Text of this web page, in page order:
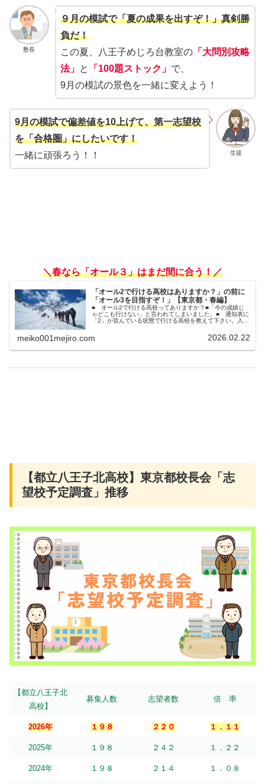
塾長
９月の模試で「夏の成果を出すぞ！」真剣勝
負だ！
この夏、八王子めじろ台教室の「大問別攻略
法」 と 「100題ストック」 で、
9月の模試の景色を一緒に変えよう！
生徒
9月の模試で偏差値を10上げて、第一志望校
を「合格圏」にしたいです！
一緒に頑張ろう！！
＼春なら「オール３」はまだ間に合う！／
「オール2で行ける高校はありますか？」の前に
「オール3を目指すぞ！」【東京都・春編】
■ オール2で行ける高校ってありますか？■「今の成績じ
ゃどこも行けない」と言われてしまいました。■ 通知表に
「2」が並んでいる状態で行ける高校を教えて下さい。入塾
meiko001mejiro.com 2026.02.22
【都立八王子北高校】東京都校長会「志
望校予定調査」推移
【都立八王子北
高校】
募集人数 志望者数 倍 率
2026年 １９８ ２２０ １．１１
2025年 １９８ ２４２ １．２２
2024年 １９８ ２１４ １．０８